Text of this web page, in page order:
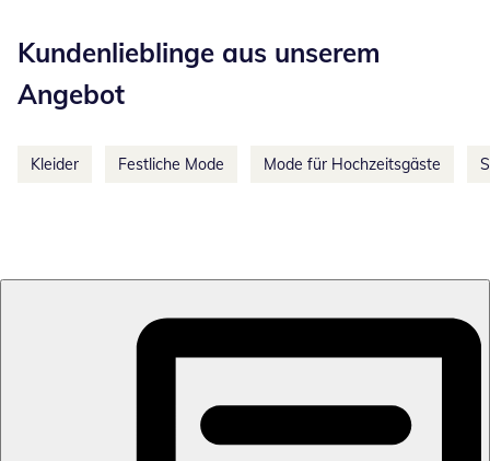
Kundenlieblinge aus unserem
Angebot
Kleider Festliche Mode Mode für Hochzeitsgäste